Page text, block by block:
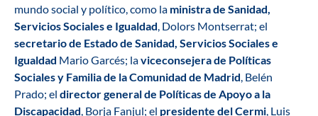
mundo social y político, como la ministra de Sanidad,
Servicios Sociales e Igualdad, Dolors Montserrat; el
secretario de Estado de Sanidad, Servicios Sociales e
Igualdad Mario Garcés; laviceconsejera de Políticas
Sociales y Familia de la Comunidad de Madrid, Belén
Prado; el director general de Políticas de Apoyo a la
Discapacidad, Borja Fanjul; el presidente del Cermi, Luis